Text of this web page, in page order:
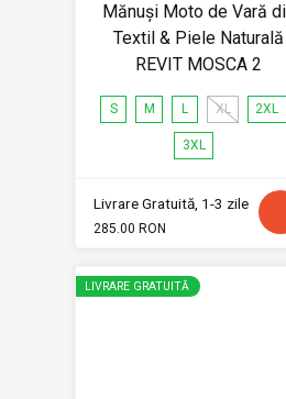
Mănuși Moto de Vară
Textil & Piele Naturală
REVIT MOSCA 2
S M L XL 2XL
3XL
Livrare Gratuită, 1-3 zile
285.00 RON
LIVRARE GRATUITĂ